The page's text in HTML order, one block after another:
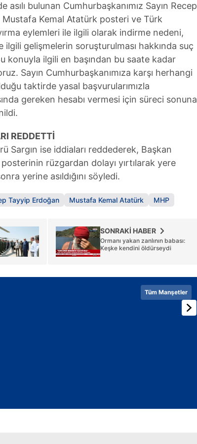
çerezlerle ilgili bilgi almak için lütfentıklayınız.
bulunan Cumhurbaşkanımız Sayın Recep
Kemal Atatürk posteri ve Türk
eylemleri ile ilgili olarak indirme nedeni,
gelişmelerin soruşturulması hakkında suç
konuyla ilgili en başından bu saate kadar
Sayın Cumhurbaşkanımıza karşı herhangi
taktirde yasal başvurularımızla
gereken hesabı vermesi için süreci sonuna
REDDETTİ
Sargın ise iddiaları reddederek, Başkan
rüzgardan dolayı yırtılarak yere
yerine asıldığını söyledi.
Tayyip Erdoğan Mustafa Kemal Atatürk MHP
SONRAKİ HABER
Ormanı yakan zanlının babası:
Keşke kendini öldürseydi
Tüm Manşetler